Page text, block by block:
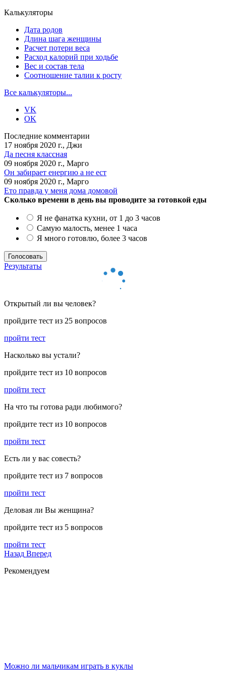
Калькуляторы
Дата родов
Длина шага женщины
Расчет потери веса
Расход калорий при ходьбе
Вес и состав тела
Соотношение талии к росту
Все калькуляторы...
VK
OK
Последние комментарии
17 ноября 2020 г., Джи
Да песня классная
09 ноября 2020 г., Марго
Он забирает енергию а не ест
09 ноября 2020 г., Марго
Ето правда у меня дома домовой
Сколько времени в день вы проводите за готовкой еды
Я не фанатка кухни, от 1 до 3 часов
Самую малость, менее 1 часа
Я много готовлю, более 3 часов
Результаты
Открытый ли вы человек?
пройдите тест из 25 вопросов
пройти тест
Насколько вы устали?
пройдите тест из 10 вопросов
пройти тест
На что ты готова ради любимого?
пройдите тест из 10 вопросов
пройти тест
Есть ли у вас совесть?
пройдите тест из 7 вопросов
пройти тест
Деловая ли Вы женщина?
пройдите тест из 5 вопросов
пройти тест
Назад Вперед
Рекомендуем
Можно ли мальчикам играть в куклы